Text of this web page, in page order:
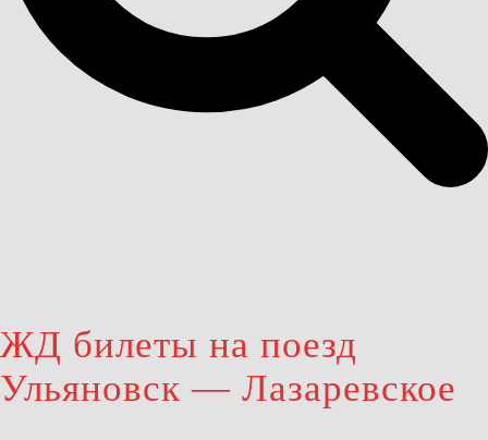
ЖД билеты на поезд
Ульяновск — Лазаревское